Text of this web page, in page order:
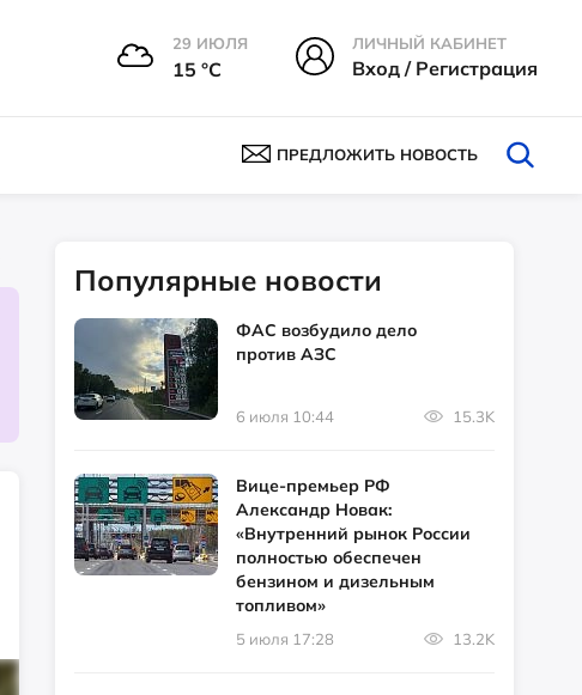
29 ИЮЛЯ
15 °С
ЛИЧНЫЙ КАБИНЕТ
Вход / Регистрация
ПРЕДЛОЖИТЬ НОВОСТЬ
Популярные новости
ФАС возбудило дело
против АЗС
6 июля 10:44 15.3K
Вице-премьер РФ
Александр Новак:
«Внутренний рынок России
полностью обеспечен
бензином и дизельным
топливом»
5 июля 17:28 13.2K